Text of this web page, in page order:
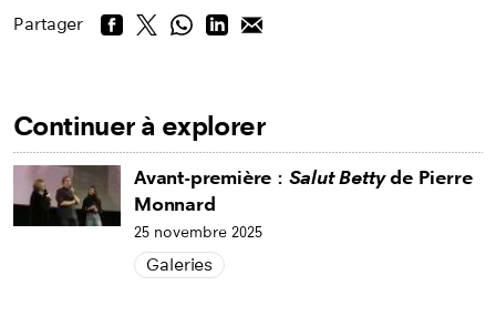
Partager
Continuer à explorer
Avant-première : Salut Bettyde Pierre
Monnard
25 novembre 2025
Galeries